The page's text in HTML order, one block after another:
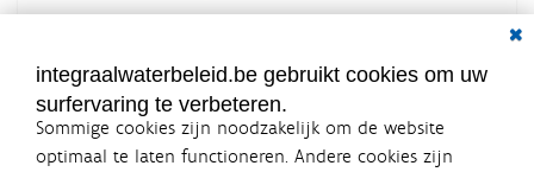
LOGIN VEREIST
integraalwaterbeleid.be gebruikt cookies om uw
surfervaring te verbeteren.
Sommige cookies zijn noodzakelijk om de website
optimaal te laten functioneren. Andere cookies zijn